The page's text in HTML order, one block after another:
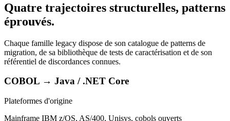
Quatre trajectoires structurelles, patterns
éprouvés.
Chaque famille legacy dispose de son catalogue de patterns de
migration, de sa bibliothèque de tests de caractérisation et de son
référentiel de discordances connues.
COBOL → Java / .NET Core
Plateformes d'origine
Mainframe IBM z/OS, AS/400, Unisys, cobols ouverts